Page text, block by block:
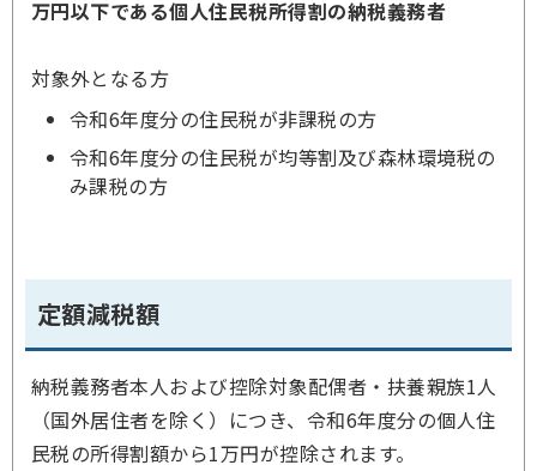
万円以下である個人住民税所得割の納税義務者
対象外となる方
令和6年度分の住民税が非課税の方
令和6年度分の住民税が均等割及び森林環境税の
み課税の方
定額減税額
納税義務者本人および控除対象配偶者・扶養親族1人
（国外居住者を除く）につき、令和6年度分の個人住
民税の所得割額から1万円が控除されます。